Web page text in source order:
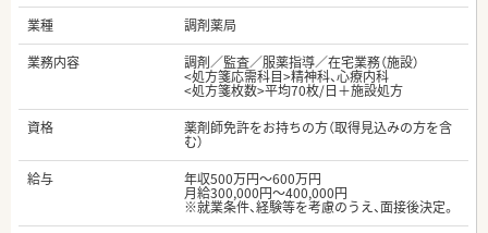
業種
調剤薬局
業務内容
調剤／監査／服薬指導／在宅業務（施設）
<処方箋応需科目>精神科、心療内科
<処方箋枚数>平均70枚/日＋施設処方
資格
薬剤師免許をお持ちの方（取得見込みの方を含
む）
給与
年収500万円～600万円
月給300,000円～400,000円
※就業条件、経験等を考慮のうえ、面接後決定。